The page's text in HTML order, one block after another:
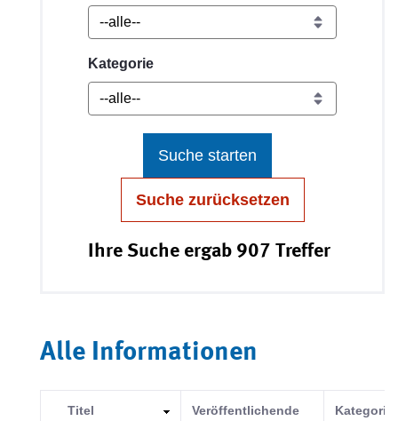
Kategorie
Suche starten
Suche zurücksetzen
Ihre Suche ergab 907 Treffer
Alle Informationen
Titel
Veröffentlichende
Kategorie